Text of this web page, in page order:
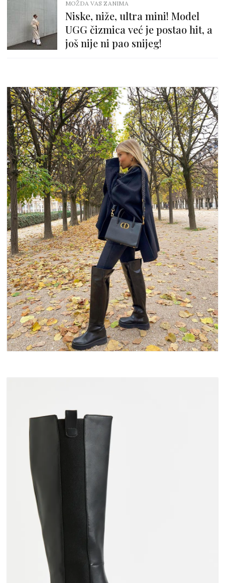
MOŽDA VAS ZANIMA
Niske, niže, ultra mini! Model
UGG čizmica već je postao hit, a
još nije ni pao snijeg!